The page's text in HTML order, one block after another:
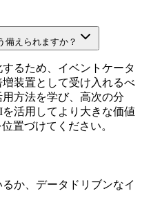
備えられますか？
るため、イベントケータ
装置として受け入れるべ
方法を学び、高次の分
活用してより大きな価値
置づけてください。
か、データドリブンなイ